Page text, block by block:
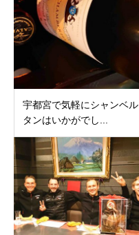
宇都宮で気軽にシャンベル
タンはいかがでし...